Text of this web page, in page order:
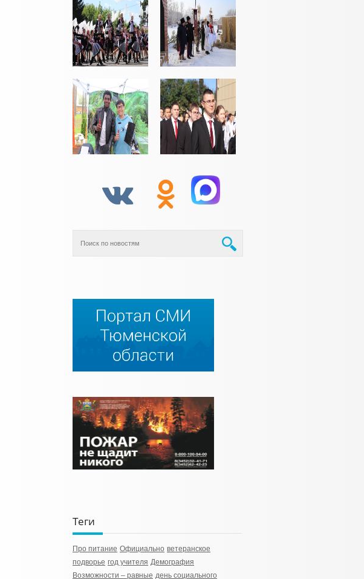
Теги
Про питание Официально ветеранское
подворье год учителя Демография
Возможности – равные день социального